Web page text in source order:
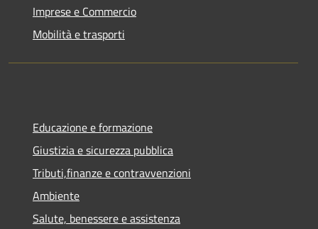
Imprese e Commercio
Mobilità e trasporti
Educazione e formazione
Giustizia e sicurezza pubblica
Tributi,finanze e contravvenzioni
Ambiente
Salute, benessere e assistenza